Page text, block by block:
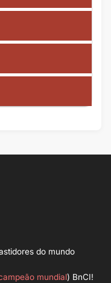
do mundo
mundial) BnCI!